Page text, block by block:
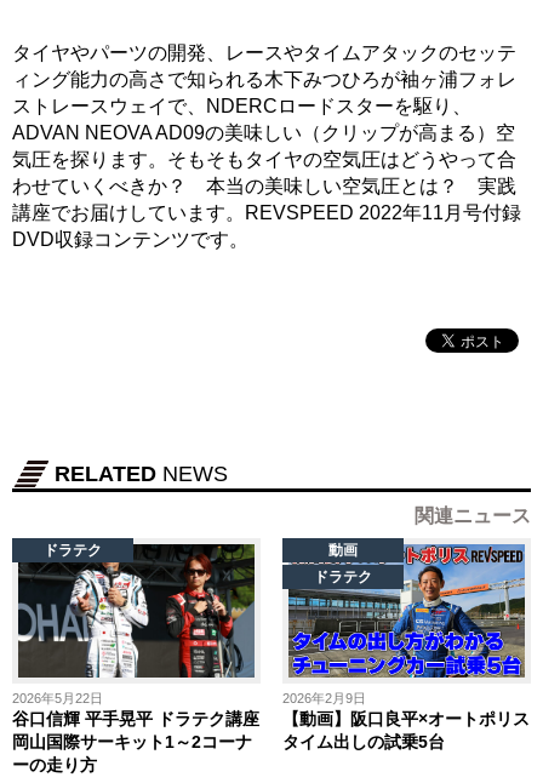
タイヤやパーツの開発、レースやタイムアタックのセッテ
ィング能力の高さで知られる木下みつひろが袖ヶ浦フォレ
ストレースウェイで、NDERCロードスターを駆り、
ADVAN NEOVA AD09の美味しい（クリップが高まる）空
気圧を探ります。そもそもタイヤの空気圧はどうやって合
わせていくべきか？ 本当の美味しい空気圧とは？ 実践
講座でお届けしています。REVSPEED 2022年11月号付録
DVD収録コンテンツです。
RELATED NEWS
関連ニュース
2026年5月22日
谷口信輝 平手晃平 ドラテク講座
岡山国際サーキット1～2コーナ
ーの走り方
ドラテク
2026年2月9日
【動画】阪口良平×オートポリス
タイム出しの試乗5台
動画
ドラテク